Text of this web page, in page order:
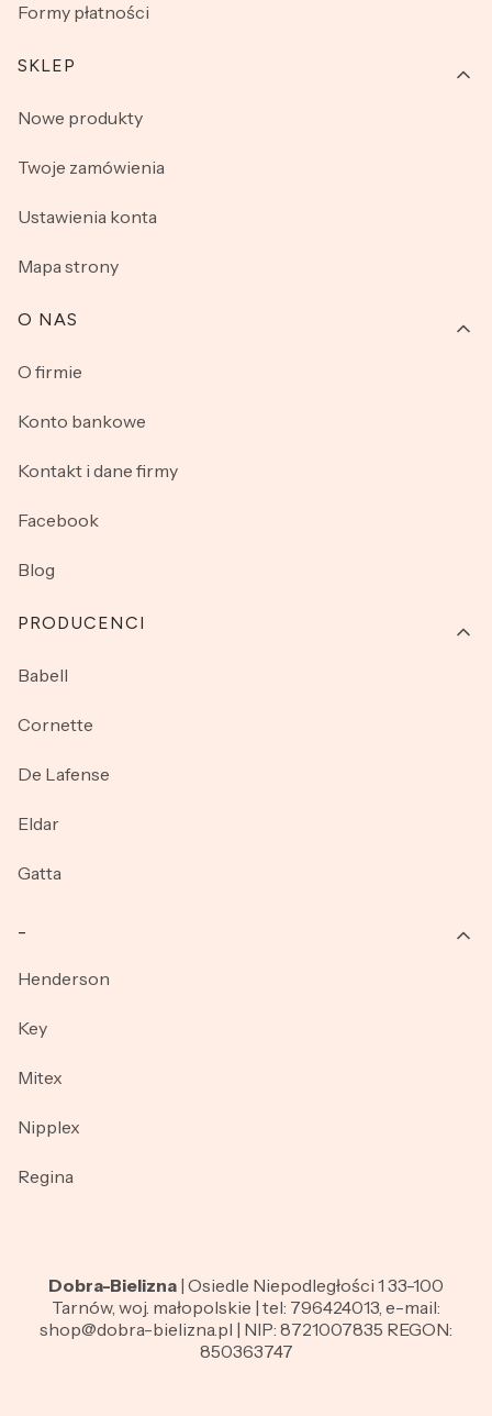
Formy płatności
SKLEP
Nowe produkty
Twoje zamówienia
Ustawienia konta
Mapa strony
O NAS
O firmie
Konto bankowe
Kontakt i dane firmy
Facebook
Blog
PRODUCENCI
Babell
Cornette
De Lafense
Eldar
Gatta
Henderson
Key
Mitex
Nipplex
Regina
Dobra-Bielizna | Osiedle Niepodległości 1 33-100
Tarnów, woj. małopolskie | tel: 796424013, e-mail:
shop@dobra-bielizna.pl | NIP: 8721007835 REGON:
850363747